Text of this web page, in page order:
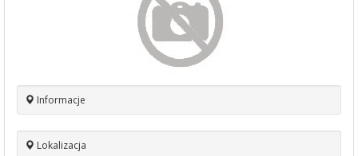
Informacje
Lokalizacja